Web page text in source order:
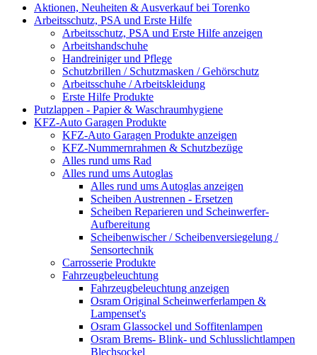
Aktionen, Neuheiten & Ausverkauf bei Torenko
Arbeitsschutz, PSA und Erste Hilfe
Arbeitsschutz, PSA und Erste Hilfe anzeigen
Arbeitshandschuhe
Handreiniger und Pflege
Schutzbrillen / Schutzmasken / Gehörschutz
Arbeitsschuhe / Arbeitskleidung
Erste Hilfe Produkte
Putzlappen - Papier & Waschraumhygiene
KFZ-Auto Garagen Produkte
KFZ-Auto Garagen Produkte anzeigen
KFZ-Nummernrahmen & Schutzbezüge
Alles rund ums Rad
Alles rund ums Autoglas
Alles rund ums Autoglas anzeigen
Scheiben Austrennen - Ersetzen
Scheiben Reparieren und Scheinwerfer-
Aufbereitung
Scheibenwischer / Scheibenversiegelung /
Sensortechnik
Carrosserie Produkte
Fahrzeugbeleuchtung
Fahrzeugbeleuchtung anzeigen
Osram Original Scheinwerferlampen &
Lampenset's
Osram Glassockel und Soffitenlampen
Osram Brems- Blink- und Schlusslichtlampen
Blechsockel